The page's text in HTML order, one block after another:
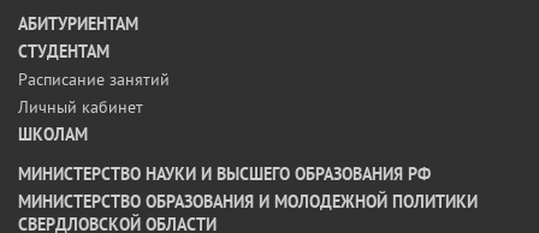
АБИТУРИЕНТАМ
СТУДЕНТАМ
Расписание занятий
Личный кабинет
ШКОЛАМ
МИНИСТЕРСТВО НАУКИ И ВЫСШЕГО ОБРАЗОВАНИЯ РФ
МИНИСТЕРСТВО ОБРАЗОВАНИЯ И МОЛОДЕЖНОЙ ПОЛИТИКИ
СВЕРДЛОВСКОЙ ОБЛАСТИ